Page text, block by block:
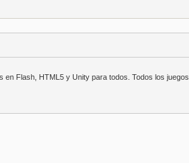
en Flash, HTML5 y Unity para todos. Todos los juegos